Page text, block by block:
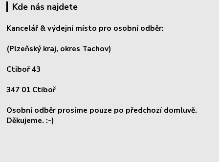
Kde nás najdete
Kancelář & výdejní místo pro osobní odběr:
(Plzeňský kraj, okres Tachov)
Ctiboř 43
347 01 Ctiboř
Osobní odběr prosíme pouze po předchozí domluvě.
Děkujeme. :-)